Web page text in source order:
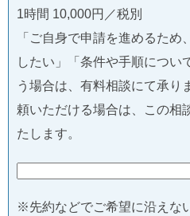
1時間 10,000円／税別
「ご自身で申請を進めるた
したい」「条件や手順につい
う場合は、有料相談にて承り
頼いただける場合は、この相
たします。
※先約などでご希望に沿えな